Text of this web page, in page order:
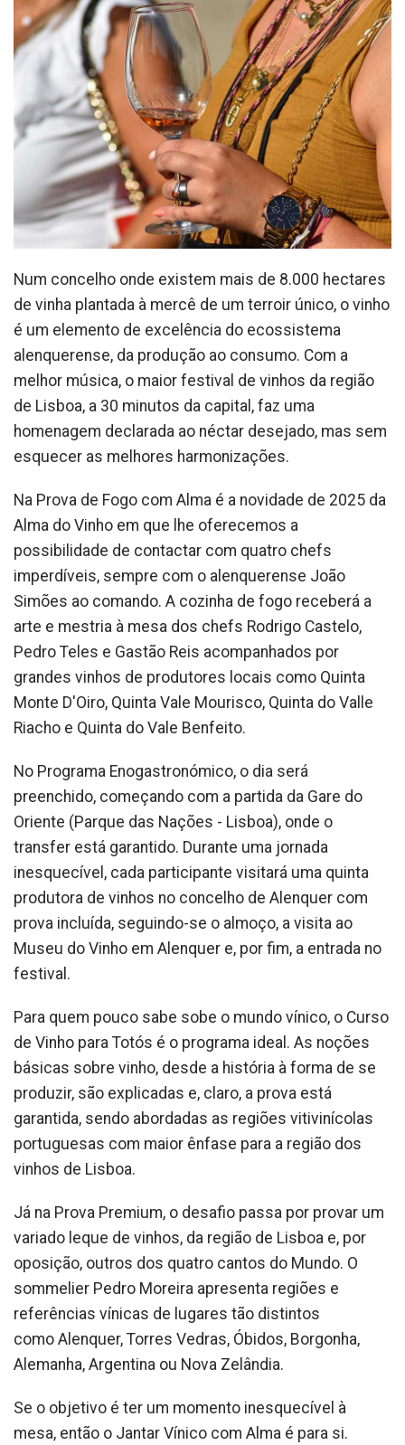
Num concelho onde existem mais de 8.000 hectares
de vinha plantada à mercê de um terroir único, o vinho
é um elemento de excelência do ecossistema
alenquerense, da produção ao consumo. Com a
melhor música, o maior festival de vinhos da região
de Lisboa, a 30 minutos da capital, faz uma
homenagem declarada ao néctar desejado, mas sem
esquecer as melhores harmonizações.
Na Prova de Fogo com Alma é a novidade de 2025 da
Alma do Vinho em que lhe oferecemos a
possibilidade de contactar com quatro chefs
imperdíveis, sempre com o alenquerense João
Simões ao comando. A cozinha de fogo receberá a
arte e mestria à mesa dos chefs Rodrigo Castelo,
Pedro Teles e Gastão Reis acompanhados por
grandes vinhos de produtores locais como Quinta
Monte D'Oiro, Quinta Vale Mourisco, Quinta do Valle
Riacho e Quinta do Vale Benfeito.
No Programa Enogastronómico, o dia será
preenchido, começando com a partida da Gare do
Oriente (Parque das Nações - Lisboa), onde o
transfer está garantido. Durante uma jornada
inesquecível, cada participante visitará uma quinta
produtora de vinhos no concelho de Alenquer com
prova incluída, seguindo-se o almoço, a visita ao
Museu do Vinho em Alenquer e, por fim, a entrada no
festival.
Para quem pouco sabe sobe o mundo vínico, o Curso
de Vinho para Totós é o programa ideal. As noções
básicas sobre vinho, desde a história à forma de se
produzir, são explicadas e, claro, a prova está
garantida, sendo abordadas as regiões vitivinícolas
portuguesas com maior ênfase para a região dos
vinhos de Lisboa.
Já na Prova Premium, o desafio passa por provar um
variado leque de vinhos, da região de Lisboa e, por
oposição, outros dos quatro cantos do Mundo. O
sommelier Pedro Moreira apresenta regiões e
referências vínicas de lugares tão distintos
como Alenquer, Torres Vedras, Óbidos, Borgonha,
Alemanha, Argentina ou Nova Zelândia.
Se o objetivo é ter um momento inesquecível à
mesa, então o Jantar Vínico com Alma é para si.